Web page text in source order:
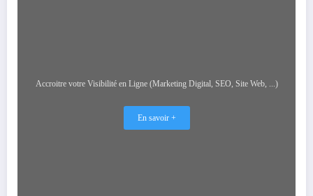
Accroitre votre Visibilité en Ligne (Marketing Digital, SEO, Site Web, ...)
En savoir +